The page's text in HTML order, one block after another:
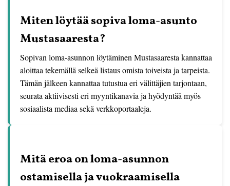
Miten löytää sopiva loma-asunto
Mustasaaresta?
Sopivan loma-asunnon löytäminen Mustasaaresta kannattaa
aloittaa tekemällä selkeä listaus omista toiveista ja tarpeista.
Tämän jälkeen kannattaa tutustua eri välittäjien tarjontaan,
seurata aktiivisesti eri myyntikanavia ja hyödyntää myös
sosiaalista mediaa sekä verkkoportaaleja.
Mitä eroa on loma-asunnon
ostamisella ja vuokraamisella